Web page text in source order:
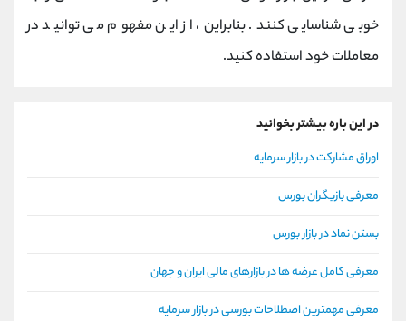
خوبی شناسایی کنند. بنابراین، از این مفهوم می توانید در
معاملات خود استفاده کنید.
در این باره بیشتر بخوانید
اوراق مشارکت در بازار سرمایه
معرفی بازیگران بورس
بستن نماد در بازار بورس
معرفی کامل عرضه ها در بازارهای مالی ایران و جهان
معرفی مهمترین اصطلاحات بورسی در بازار سرمایه